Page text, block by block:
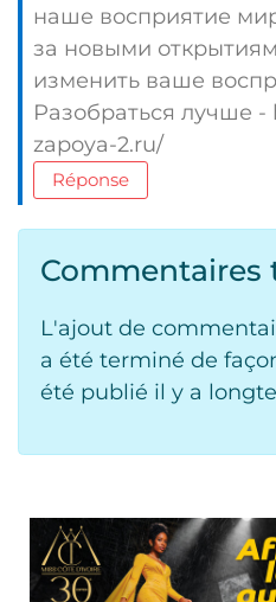
наше восприятие
за новыми
изменить ваше
Разобраться лучше
zapoya-2.ru/
Réponse
Commentaires
L'ajout de
a été terminé de
été publié il y a